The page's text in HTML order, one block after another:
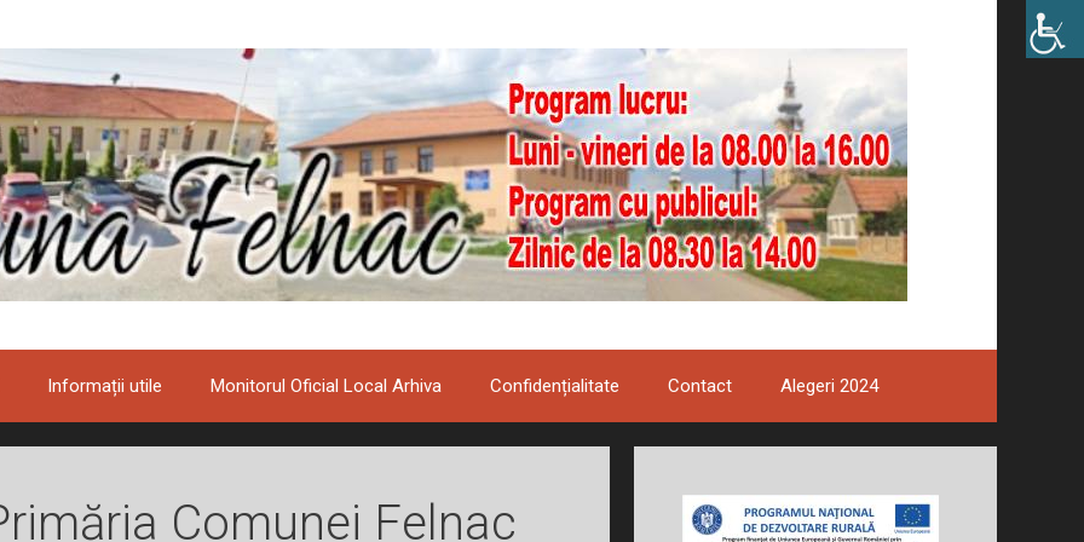
Informații utile Monitorul Oficial Local Arhiva Confidențialitate Contact Alegeri 2024
Comunei Felnac